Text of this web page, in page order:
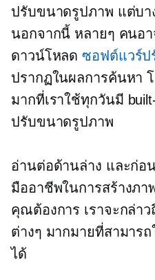
ปรับขนาดรูปภาพ แต่บา
นอกจากนี้ หลายๆ คนอา
ดาวน์โหลดซอฟต์แวร์
ปรากฏในผลการค้นหา
มากที่เราใช้ทุกวันมี
ปรับขนาดรูปภาพ
อ่านต่อด้านล่าง และก่
มืออาชีพในการสร้างภ
คุณต้องการ เราจะกล่า
ต่างๆ มากมายที่สามาร
ได้